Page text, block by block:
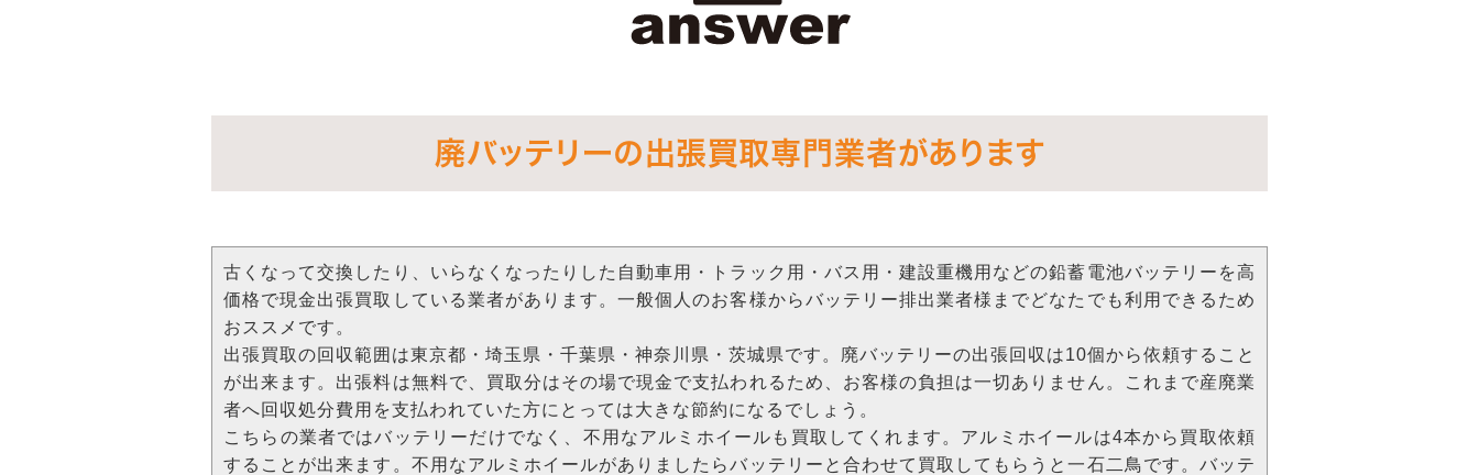
廃バッテリーの出張買取専門業者があります
古くなって交換したり、いらなくなったりした自動車用・トラック用・バス用・建設重機用などの鉛蓄電池バッテリーを高
価格で現金出張買取している業者があります。一般個人のお客様からバッテリー排出業者様までどなたでも利用できるため
おススメです。
出張買取の回収範囲は東京都・埼玉県・千葉県・神奈川県・茨城県です。廃バッテリーの出張回収は10個から依頼すること
が出来ます。出張料は無料で、買取分はその場で現金で支払われるため、お客様の負担は一切ありません。これまで産廃業
者へ回収処分費用を支払われていた方にとっては大きな節約になるでしょう。
こちらの業者ではバッテリーだけでなく、不用なアルミホイールも買取してくれます。アルミホイールは4本から買取依頼
することが出来ます。不用なアルミホイールがありましたらバッテリーと合わせて買取してもらうと一石二鳥です。バッテ